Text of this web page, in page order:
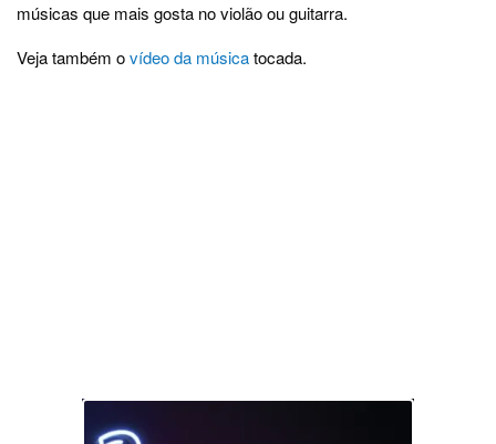
músicas que mais gosta no violão ou guitarra.
Veja também ovídeo da músicatocada.